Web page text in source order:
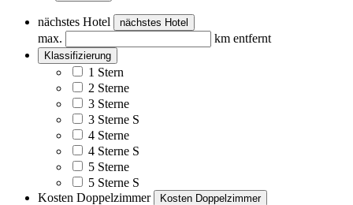
nächstes Hotel nächstes Hotel
max. km entfernt
Klassifizierung
1 Stern
2 Sterne
3 Sterne
3 Sterne S
4 Sterne
4 Sterne S
5 Sterne
5 Sterne S
Kosten Doppelzimmer
Kosten Doppelzimmer